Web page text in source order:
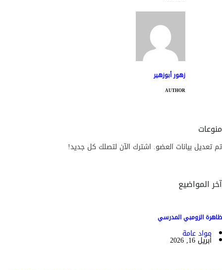
زهور أبوزهير
AUTHOR
منوعات
تم تعديل بيانات العضو. اشترك الآن لتصلك كل جديد!
آخر المواضيع
ظاهرة الزومبي المدرسي
مواد عامة
أبريل 16, 2026